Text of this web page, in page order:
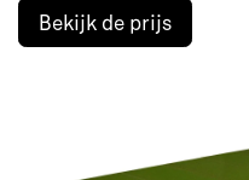
Bekijk de prijs